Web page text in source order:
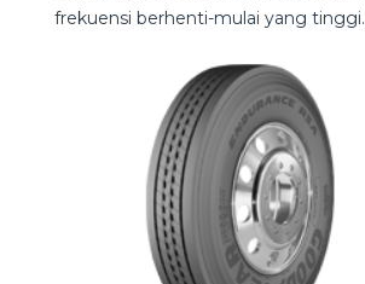
frekuensi berhenti-mulai yang tinggi.